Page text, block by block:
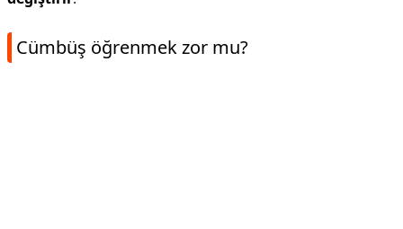
Cümbüş öğrenmek zor mu?